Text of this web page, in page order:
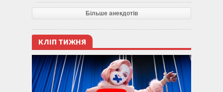
Більше анекдотів
КЛІП ТИЖНЯ